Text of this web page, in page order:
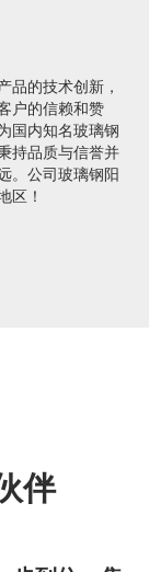
品的技术创新，
户的信赖和赞
国内知名玻璃钢
持品质与信誉并
。公司玻璃钢阳
区！
伴